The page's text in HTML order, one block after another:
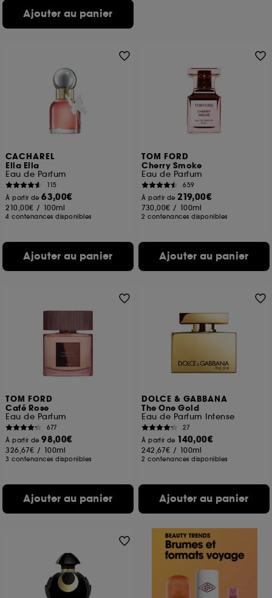
Ajouter au panier
CACHAREL
Ella Ella
Eau de Parfum
115
À partir de63,00€
210,00€ / 100ml
4 contenances disponibles
Ajouter au panier
TOM FORD
Cherry Smoke
Eau de Parfum
659
À partir de219,00€
730,00€ / 100ml
2 contenances disponibles
Ajouter au panier
TOM FORD
Café Rose
Eau de Parfum
677
À partir de98,00€
326,67€ / 100ml
3 contenances disponibles
Ajouter au panier
DOLCE & GABBANA
The One Gold
Eau de Parfum Intense
27
À partir de 140,00€
242,67€ / 100ml
2 contenances disponibles
Ajouter au panier